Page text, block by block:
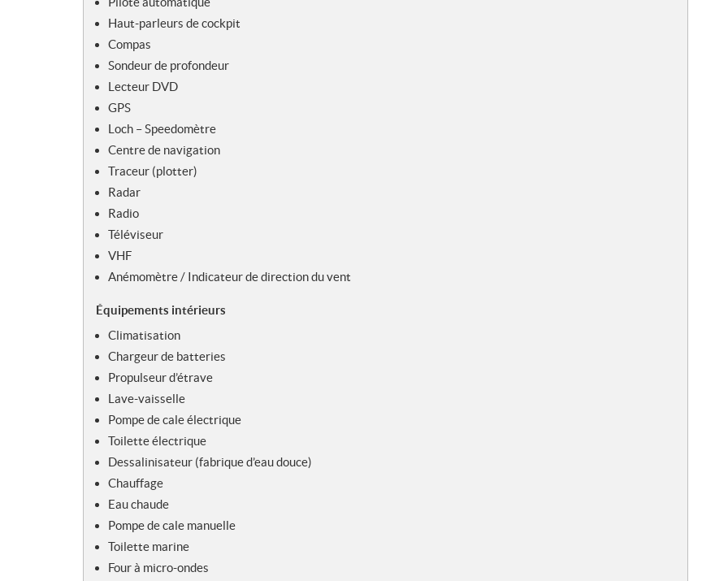
Haut-parleurs de cockpit
Compas
Sondeur de profondeur
Lecteur DVD
GPS
Loch – Speedomètre
Centre de navigation
Traceur (plotter)
Radar
Radio
Téléviseur
VHF
Anémomètre / Indicateur de direction du vent
Équipements intérieurs
Climatisation
Chargeur de batteries
Propulseur d’étrave
Lave-vaisselle
Pompe de cale électrique
Toilette électrique
Dessalinisateur (fabrique d’eau douce)
Chauffage
Eau chaude
Pompe de cale manuelle
Toilette marine
Four à micro-ondes